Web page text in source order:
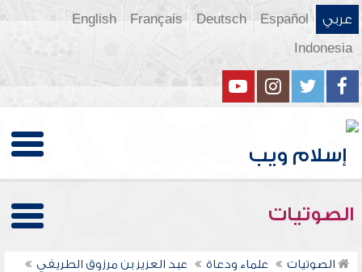
عربي Español
Deutsch
Français
English
Indonesia
الصوتيات
الصوتيات علماء ودعاة
عبد العزيز بن مرزوق الطريفي